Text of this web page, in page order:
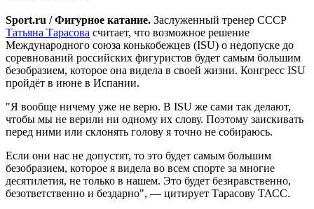
Sport.ru / Фигурное катание. Заслуженный тренер СССР
Татьяна Тарасова считает, что возможное решение
Международного союза конькобежцев (ISU) о недопуске до
соревнований российских фигуристов будет самым большим
безобразием, которое она видела в своей жизни. Конгресс ISU
пройдёт в июне в Испании.
"Я вообще ничему уже не верю. В ISU же сами так делают,
чтобы мы не верили ни одному их слову. Поэтому заискивать
перед ними или склонять голову я точно не собираюсь.
Если они нас не допустят, то это будет самым большим
безобразием, которое я видела во всем спорте за многие
десятилетия, не только в нашем. Это будет безнравственно,
безответственно и бездарно", — цитирует Тарасову ТАСС.